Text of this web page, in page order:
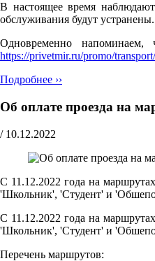
В настоящее время
обслуживания будут устранены.
Одновременно
https://privetmir.ru/promo/
Подробнее ››
Об оплате проезда на
/ 10.12.2022
С 11.12.2022 года на
'Школьник', 'Студент' и
С 11.12.2022 года на
'Школьник', 'Студент' и
Перечень маршрутов: